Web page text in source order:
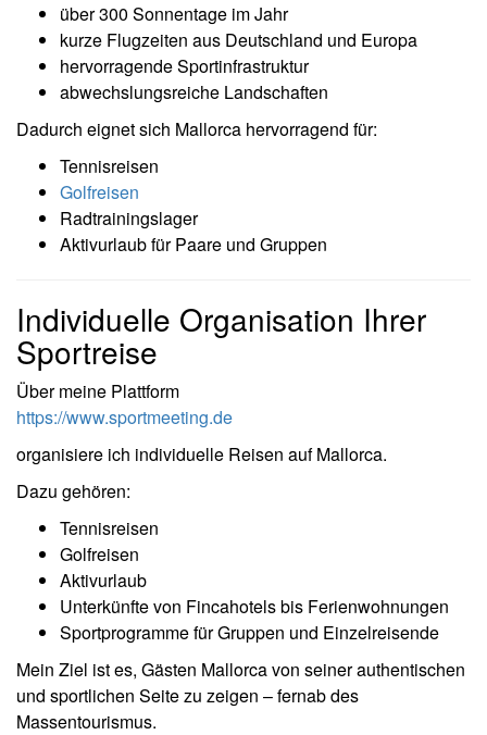
über 300 Sonnentage im Jahr
kurze Flugzeiten aus Deutschland und Europa
hervorragende Sportinfrastruktur
abwechslungsreiche Landschaften
Dadurch eignet sich Mallorca hervorragend für:
Tennisreisen
Golfreisen
Radtrainingslager
Aktivurlaub für Paare und Gruppen
Individuelle Organisation Ihrer
Sportreise
Über meine Plattform
https://www.sportmeeting.de
organisiere ich individuelle Reisen auf Mallorca.
Dazu gehören:
Tennisreisen
Golfreisen
Aktivurlaub
Unterkünfte von Fincahotels bis Ferienwohnungen
Sportprogramme für Gruppen und Einzelreisende
Mein Ziel ist es, Gästen Mallorca von seiner authentischen
und sportlichen Seite zu zeigen – fernab des
Massentourismus.